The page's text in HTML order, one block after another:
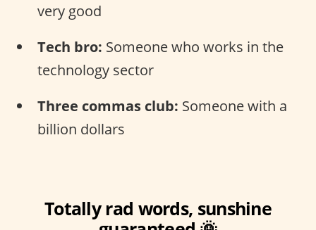
very good
Tech bro: Someone who works in the
technology sector
Three commas club: Someone with a
billion dollars
Totally rad words, sunshine